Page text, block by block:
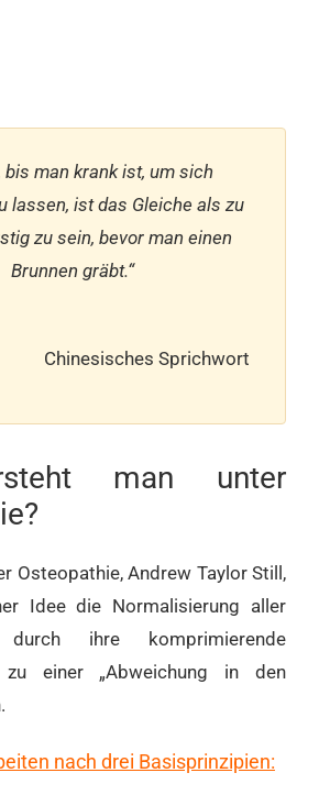
bis man krank ist, um sich
lassen, ist das Gleiche als zu
zu sein, bevor man einen
Brunnen gräbt.“
Chinesisches Sprichwort
man unter
Osteopathie, Andrew Taylor Still,
Idee die Normalisierung aller
ihre komprimierende
zu einer „Abweichung in den
nach drei Basisprinzipien: